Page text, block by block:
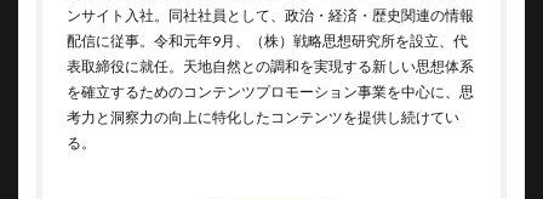
ンサイト入社。同社社員として、政治・経済・歴史関連の情報
配信に従事。令和元年9月、（株）戦略思想研究所を設立、代
表取締役に就任。天地自然との調和を実現する新しい思想体系
を確立するためのコンテンツプロモーション事業を中心に、思
考力と洞察力の向上に特化したコンテンツを提供し続けてい
る。